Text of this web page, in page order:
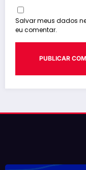
Salvar meus dados
eu comentar.